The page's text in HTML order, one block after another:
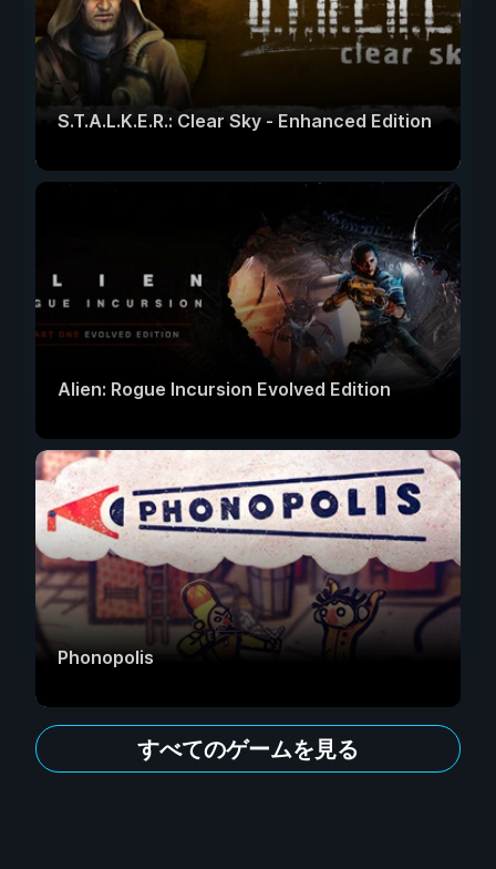
S.T.A.L.K.E.R.: Clear Sky - Enhanced Edition
Alien: Rogue Incursion Evolved Edition
Phonopolis
すべてのゲームを見る